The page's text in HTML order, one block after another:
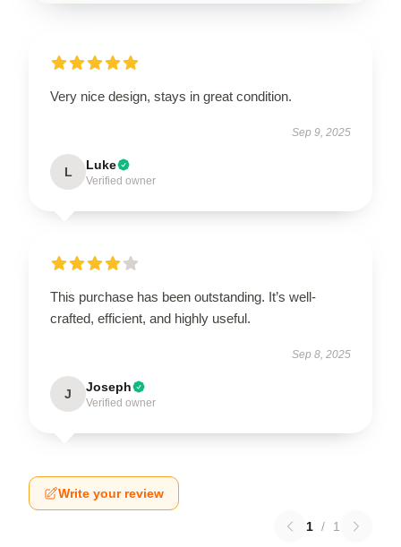
Very nice design, stays in great condition.
Sep 9, 2025
L Luke
Verified owner
This purchase has been outstanding. It’s well-
crafted, efficient, and highly useful.
Sep 8, 2025
J Joseph
Verified owner
Write your review
1 / 1